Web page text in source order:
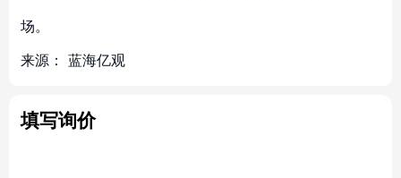
场。
来源： 蓝海亿观
填写询价